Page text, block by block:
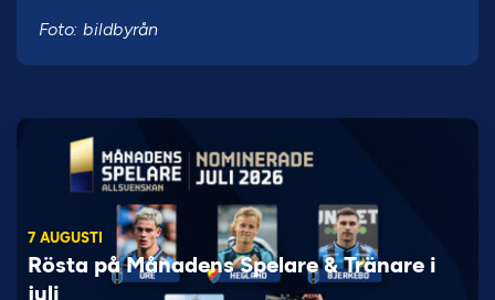
Foto: bildbyrån
7 AUGUSTI
Rösta på Månadens Spelare & Tränare i
juli